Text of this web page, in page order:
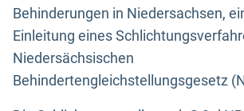
Behinderungen in Niedersachsen,
Einleitung eines
Niedersächsischen
Behindertengleichstellungsgesetz